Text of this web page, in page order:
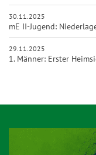
30.11.2025
mE II-Jugend:
29.11.2025
1. Männer: Erster